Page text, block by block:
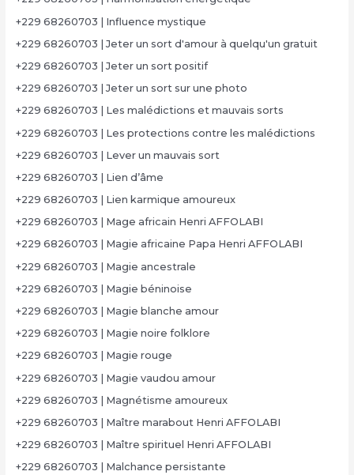
+229 68260703 | Influence mystique
+229 68260703 | Jeter un sort d'amour à quelqu'un gratuit
+229 68260703 | Jeter un sort positif
+229 68260703 | Jeter un sort sur une photo
+229 68260703 | Les malédictions et mauvais sorts
+229 68260703 | Les protections contre les malédictions
+229 68260703 | Lever un mauvais sort
+229 68260703 | Lien d’âme
+229 68260703 | Lien karmique amoureux
+229 68260703 | Mage africain Henri AFFOLABI
+229 68260703 | Magie africaine Papa Henri AFFOLABI
+229 68260703 | Magie ancestrale
+229 68260703 | Magie béninoise
+229 68260703 | Magie blanche amour
+229 68260703 | Magie noire folklore
+229 68260703 | Magie rouge
+229 68260703 | Magie vaudou amour
+229 68260703 | Magnétisme amoureux
+229 68260703 | Maître marabout Henri AFFOLABI
+229 68260703 | Maître spirituel Henri AFFOLABI
+229 68260703 | Malchance persistante